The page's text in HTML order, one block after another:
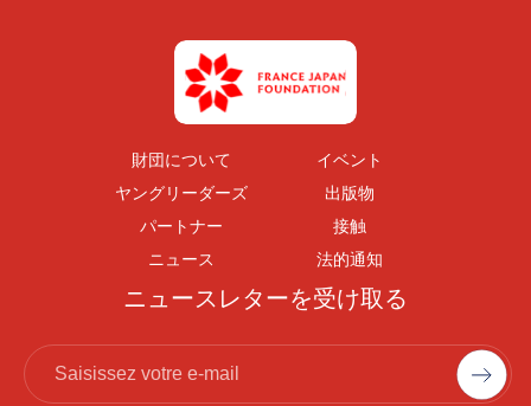
財団について
ヤングリーダーズ
パートナー
ニュース
イベント
出版物
接触
法的通知
ニュースレターを受け取る